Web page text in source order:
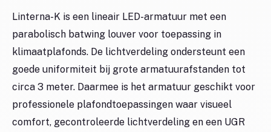
Linterna-K is een lineair LED-armatuur met een
parabolisch batwing louver voor toepassing in
klimaatplafonds. De lichtverdeling ondersteunt een
goede uniformiteit bij grote armatuurafstanden tot
circa 3 meter. Daarmee is het armatuur geschikt voor
professionele plafondtoepassingen waar visueel
comfort, gecontroleerde lichtverdeling en een UGR